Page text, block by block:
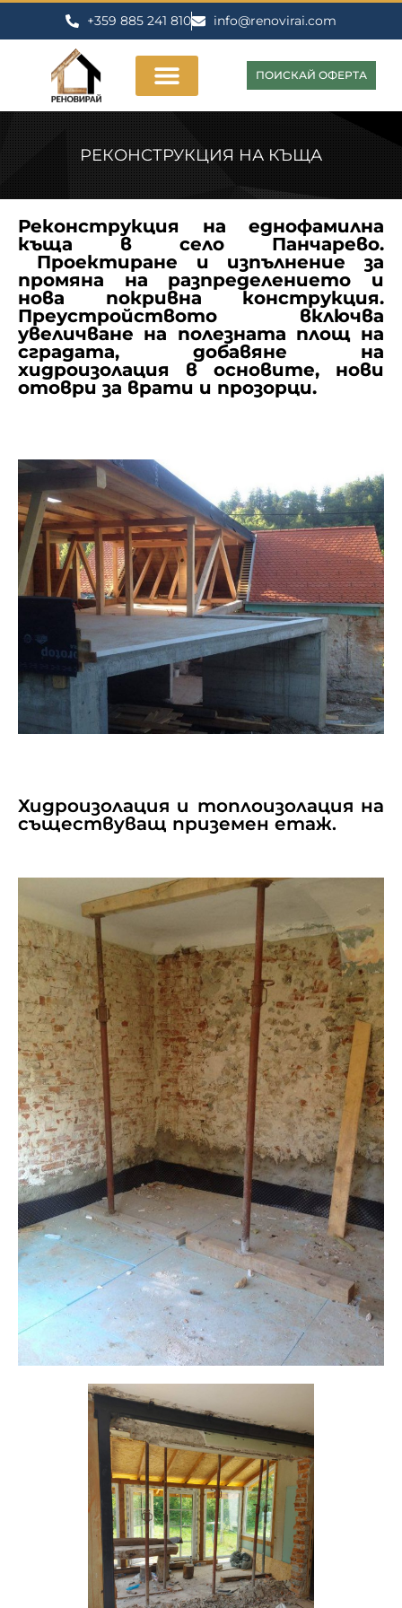
+359 885 241 810 info@renovirai.com
ПОИСКАЙ ОФЕРТА
РЕКОНСТРУКЦИЯ НА КЪЩА
Реконструкция на еднофамилна
къща в село Панчарево.
Проектиране и изпълнение за
промяна на разпределението и
нова покривна конструкция.
Преустройството включва
увеличване на полезната площ на
сградата, добавяне на
хидроизолация в основите, нови
отоври за врати и прозорци.
Хидроизолация и топлоизолация на
съществуващ приземен етаж.